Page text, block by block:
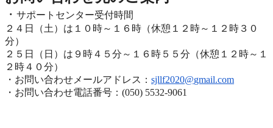
・ サポートセンター受付時間
２４日（土）は１０時～１６時（休憩１２時～１２時３０
分）
２５日（日）は９時４５分～１６時５５分（休憩１２時～ １
２時４０分）
・お問い合わせメールアドレス： sjllf2020@gmail.com
・お問い合わせ電話番号：(050) 5532-9061